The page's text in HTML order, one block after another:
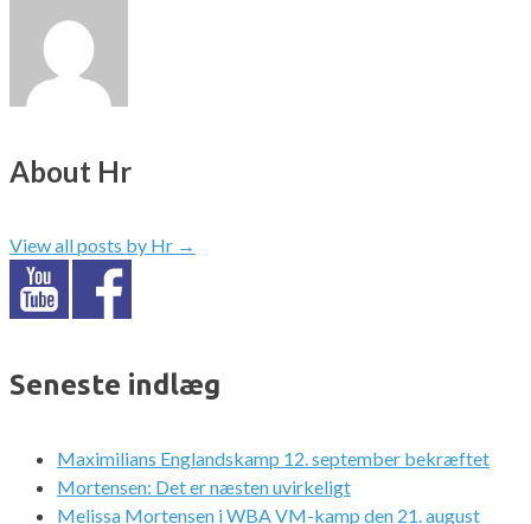
About Hr
View all posts by Hr →
Seneste indlæg
Maximilians Englandskamp 12. september bekræftet
Mortensen: Det er næsten uvirkeligt
Melissa Mortensen i WBA VM-kamp den 21. august